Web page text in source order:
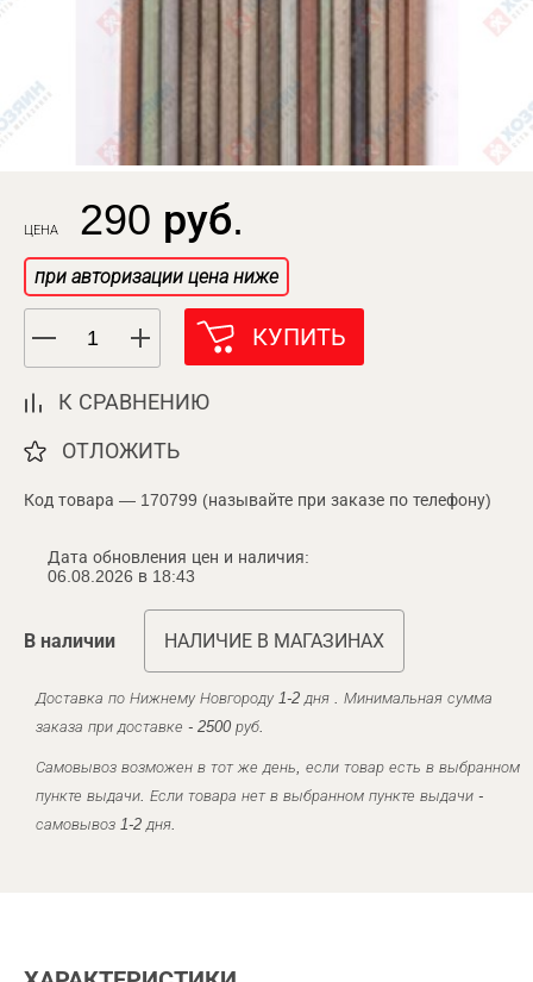
ЦЕНА 290 руб.
при авторизации цена ниже
КУПИТЬ
К СРАВНЕНИЮ
ОТЛОЖИТЬ
Код товара — 170799 (называйте при заказе по телефону)
Дата обновления цен и наличия:
06.08.2026 в 18:43
В наличии НАЛИЧИЕ В МАГАЗИНАХ
Доставка по Нижнему Новгороду 1-2 дня . Минимальная сумма
заказа при доставке - 2500 руб.
Самовывоз возможен в тот же день, если товар есть в выбранном
пункте выдачи. Если товара нет в выбранном пункте выдачи -
самовывоз 1-2 дня.